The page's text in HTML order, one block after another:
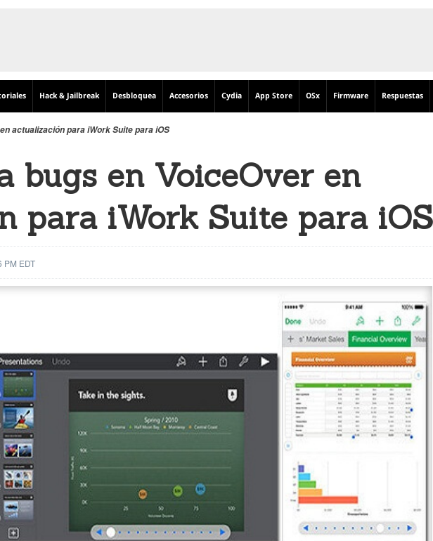
Hack & Jailbreak Desbloquea Accesorios Cydia App Store OSx Firmware Respuestas
actualización para iWork Suite para iOS
bugs en VoiceOver en
para iWork Suite para iOS
PM EDT